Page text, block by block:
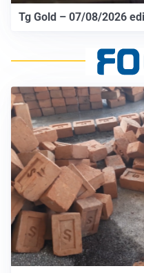
Tg Gold – 07/08/2026